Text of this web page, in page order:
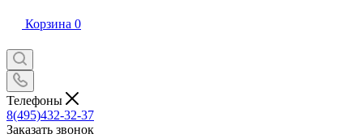
Корзина 0
Телефоны
8(495)432-32-37
Заказать звонок